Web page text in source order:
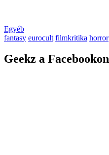
Egyéb
fantasy eurocult filmkritika horror
Geekz a Facebookon